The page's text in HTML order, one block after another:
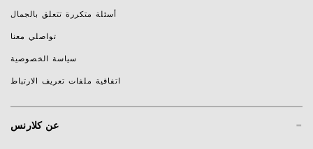
أسئلة متكررة تتعلق بالجمال
تواصلي معنا
سياسة الخصوصية
اتفاقية ملفات تعريف الارتباط
- عن كلارنس